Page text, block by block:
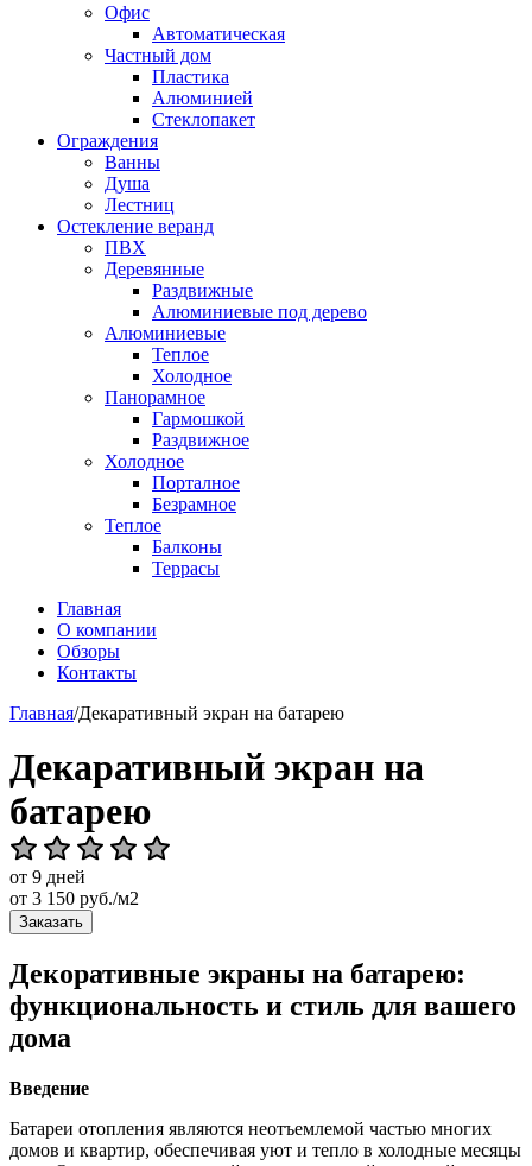
Офис
Автоматическая
Частный дом
Пластика
Алюминией
Стеклопакет
Ограждения
Ванны
Душа
Лестниц
Остекление веранд
ПВХ
Деревянные
Раздвижные
Алюминиевые под дерево
Алюминиевые
Теплое
Холодное
Панорамное
Гармошкой
Раздвижное
Холодное
Порталное
Безрамное
Теплое
Балконы
Террасы
Главная
О компании
Обзоры
Контакты
Главная/Декаративный экран на батарею
Декаративный экран на
батарею
от 9 дней
от 3 150 руб./м2
Заказать
Декоративные экраны на батарею:
функциональность и стиль для вашего
дома
Введение
Батареи отопления являются неотъемлемой частью многих
домов и квартир, обеспечивая уют и тепло в холодные месяцы